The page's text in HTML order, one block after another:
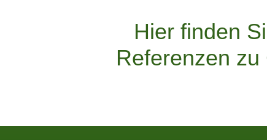
Hier finden
Referenzen